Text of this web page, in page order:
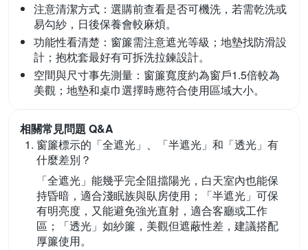
注意清潔方式： 選購前查看是否可機洗，若需乾洗或
易勾紗，日後保養會較麻煩。
功能性看清楚： 窗簾需注意遮光等級；地墊找防滑設
計；抱枕套最好有可拆洗拉鍊設計。
空間與尺寸事先測量： 窗簾寬度約為窗戶1.5倍較為
美觀；地墊和桌巾選擇時應符合使用區域大小。
相關常見問題 Q&A
窗簾標示的「全遮光」、「半遮光」和「透光」有
什麼差別？
「全遮光」能幾乎完全阻擋陽光，白天室內也能保
持昏暗，適合淺眠族與臥房使用；「半遮光」可保
有明亮度，又能避免強光直射，適合客廳或工作
區；「透光」如紗簾，美觀但遮蔽性差，建議搭配
厚簾使用。